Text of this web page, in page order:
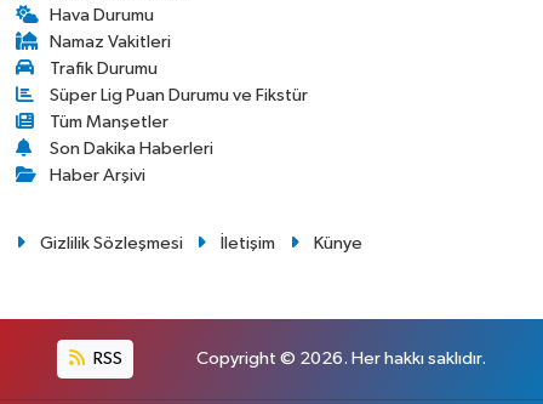
Hava Durumu
Namaz Vakitleri
Trafik Durumu
Süper Lig Puan Durumu ve Fikstür
Tüm Manşetler
Son Dakika Haberleri
Haber Arşivi
Gizlilik Sözleşmesi İletişim Künye
RSS Copyright © 2026. Her hakkı saklıdır.